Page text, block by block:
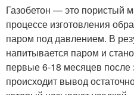
Газобетон — это пористый
процессе изготовления
паром под давлением. В
напитывается паром и
первые 6-18 месяцев после
происходит вывод